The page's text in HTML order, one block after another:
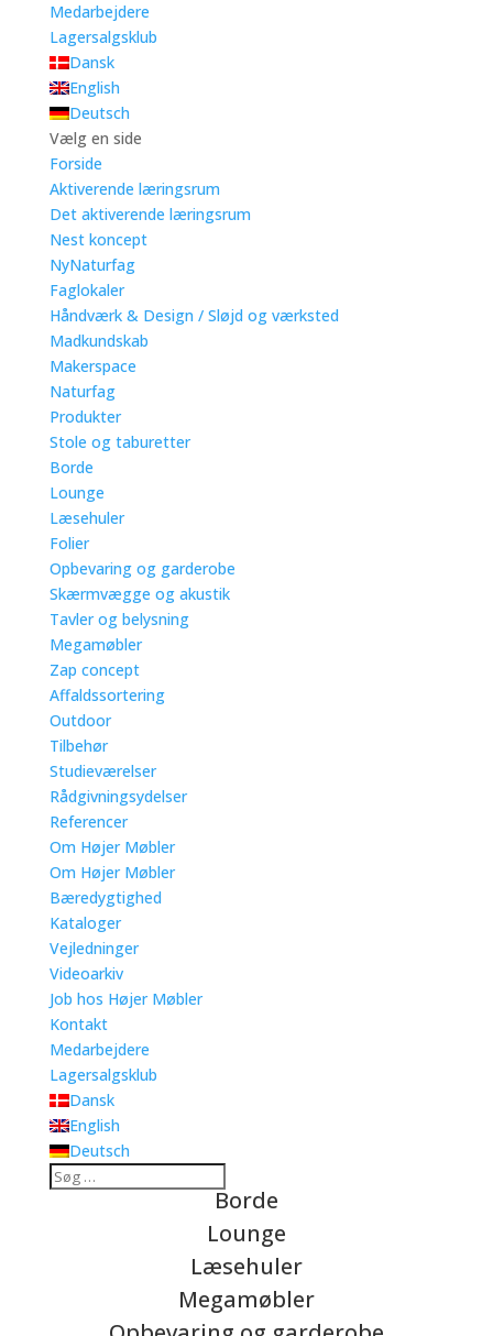
Medarbejdere
Lagersalgsklub
Dansk
English
Deutsch
Vælg en side
Forside
Aktiverende læringsrum
Det aktiverende læringsrum
Nest koncept
NyNaturfag
Faglokaler
Håndværk & Design / Sløjd og værksted
Madkundskab
Makerspace
Naturfag
Produkter
Stole og taburetter
Borde
Lounge
Læsehuler
Folier
Opbevaring og garderobe
Skærmvægge og akustik
Tavler og belysning
Megamøbler
Zap concept
Affaldssortering
Outdoor
Tilbehør
Studieværelser
Rådgivningsydelser
Referencer
Om Højer Møbler
Om Højer Møbler
Bæredygtighed
Kataloger
Vejledninger
Videoarkiv
Job hos Højer Møbler
Kontakt
Medarbejdere
Lagersalgsklub
Dansk
English
Deutsch
Borde
Lounge
Læsehuler
Megamøbler